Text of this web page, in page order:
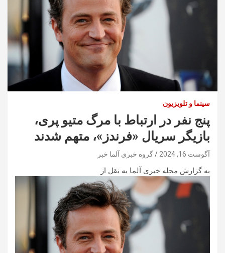
سینما و تلویزیون
پنج نفر در ارتباط با مرگ متیو پری،
بازیگر سریال «فرندز»، متهم شدند
آگوست 16, 2024 گروه خبری آلما خبر
به گزارش مجله خبری آلما به نقل از